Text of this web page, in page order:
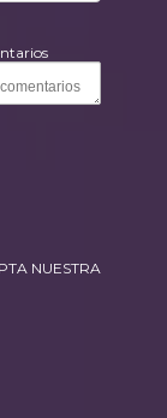
NUESTRA